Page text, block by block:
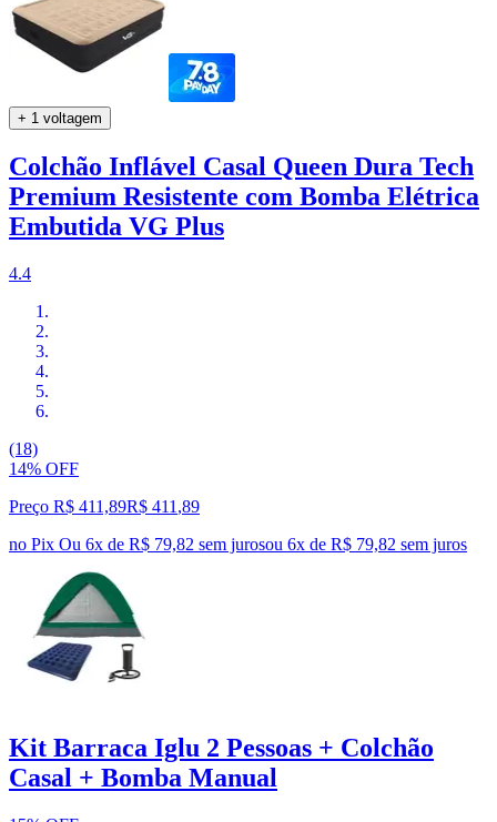
+ 1 voltagem
Colchão Inflável Casal Queen Dura Tech
Premium Resistente com Bomba Elétrica
Embutida VG Plus
4.4
(18)
14% OFF
Preço R$ 411,89R$ 411 ,89
no Pix Ou 6x de R$ 79,82 sem jurosou 6x de R$ 79,82 sem juros
Kit Barraca Iglu 2 Pessoas + Colchão
Casal + Bomba Manual